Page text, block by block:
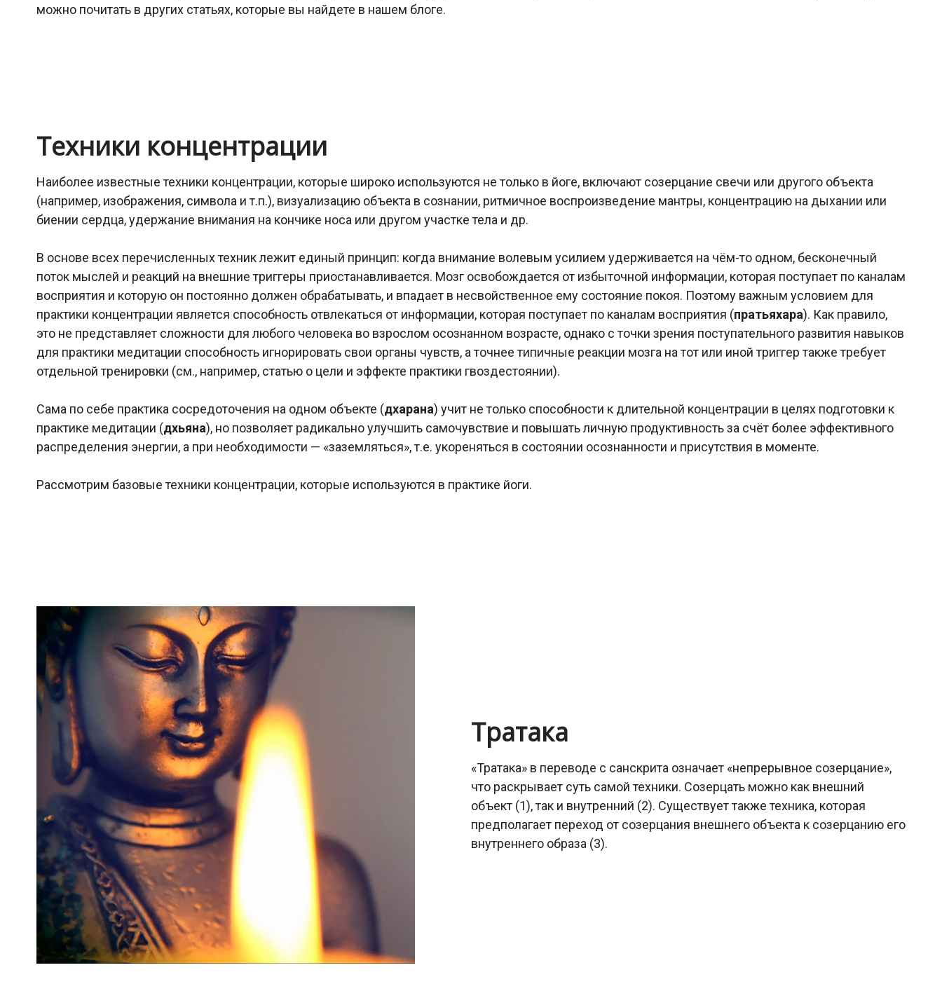
можно почитать в других статьях, которые вы найдете в нашем блоге.
Техники концентрации
Наиболее известные техники концентрации, которые широко используются не только в йоге, включают созерцание свечи или другого объекта
(например, изображения, символа и т.п.), визуализацию объекта в сознании, ритмичное воспроизведение мантры, концентрацию на дыхании или
биении сердца, удержание внимания на кончике носа или другом участке тела и др.
В основе всех перечисленных техник лежит единый принцип: когда внимание волевым усилием удерживается на чём-то одном, бесконечный
поток мыслей и реакций на внешние триггеры приостанавливается. Мозг освобождается от избыточной информации, которая поступает по каналам
восприятия и которую он постоянно должен обрабатывать, и впадает в несвойственное ему состояние покоя. Поэтому важным условием для
практики концентрации является способность отвлекаться от информации, которая поступает по каналам восприятия (пратьяхара). Как правило,
это не представляет сложности для любого человека во взрослом осознанном возрасте, однако с точки зрения поступательного развития навыков
для практики медитации способность игнорировать свои органы чувств, а точнее типичные реакции мозга на тот или иной триггер также требует
отдельной тренировки (см., например, статью о цели и эффекте практики гвоздестоянии).
Сама по себе практика сосредоточения на одном объекте (дхарана) учит не только способности к длительной концентрации в целях подготовки к
практике медитации (дхьяна), но позволяет радикально улучшить самочувствие и повышать личную продуктивность за счёт более эффективного
распределения энергии, а при необходимости — «заземляться», т.е. укореняться в состоянии осознанности и присутствия в моменте.
Рассмотрим базовые техники концентрации, которые используются в практике йоги.
Тратака
«Тратака» в переводе с санскрита означает «непрерывное созерцание»,
что раскрывает суть самой техники. Созерцать можно как внешний
объект (1), так и внутренний (2). Существует также техника, которая
предполагает переход от созерцания внешнего объекта к созерцанию его
внутреннего образа (3).